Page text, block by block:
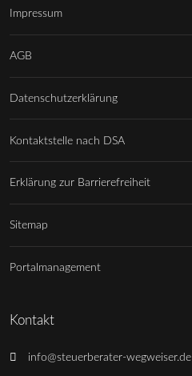
Impressum
AGB
Datenschutzerklärung
Kontaktstelle nach DSA
Erklärung zur Barrierefreiheit
Sitemap
Portalmanagement
Kontakt
info@steuerberater-wegweiser.de